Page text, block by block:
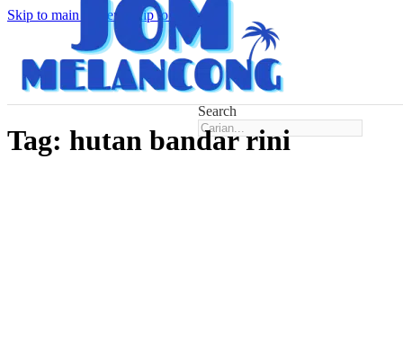
Skip to main content Skip to footer
Search
Tag: hutan bandar rini